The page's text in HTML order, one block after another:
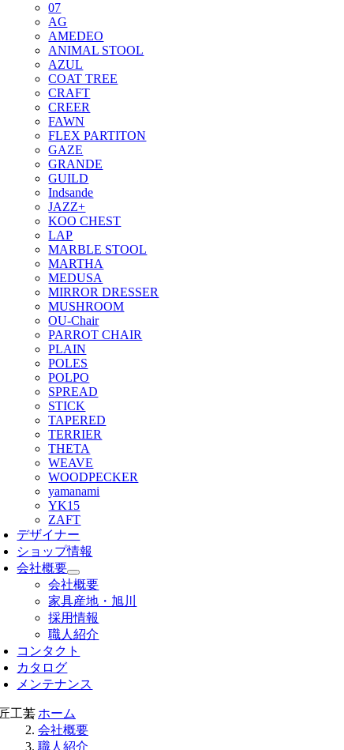
07
AG
AMEDEO
ANIMAL STOOL
AZUL
COAT TREE
CRAFT
CREER
FAWN
FLEX PARTITON
GAZE
GRANDE
GUILD
Indsande
JAZZ+
KOO CHEST
LAP
MARBLE STOOL
MARTHA
MEDUSA
MIRROR DRESSER
MUSHROOM
OU-Chair
PARROT CHAIR
PLAIN
POLES
POLPO
SPREAD
STICK
TAPERED
TERRIER
THETA
WEAVE
WOODPECKER
yamanami
YK15
ZAFT
デザイナー
ショップ情報
会社概要
会社概要
家具産地・旭川
採用情報
職人紹介
コンタクト
カタログ
メンテナンス
ホーム
会社概要
職人紹介